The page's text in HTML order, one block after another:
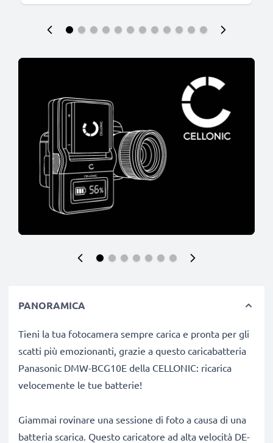
PANORAMICA
Tieni la tua fotocamera sempre carica e pronta per gli
scatti più emozionanti, grazie a questo caricabatteria
Panasonic DMW-BCG10E della CELLONIC: ricarica
velocemente le tue batterie!
Giammai rovinare una sessione di foto a causa di una
batteria scarica. Questo caricatore ad alta velocità DE-